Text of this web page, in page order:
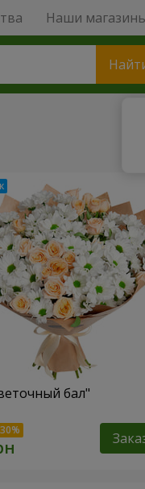
Наши
бал"